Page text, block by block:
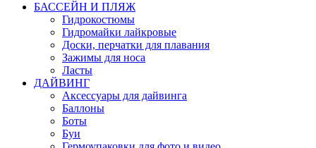
БАССЕЙН И ПЛЯЖ
Гидрокостюмы
Гидромайки лайкровые
Доски, перчатки для плавания
Зажимы для носа
Ласты
ДАЙВИНГ
Аксессуары для дайвинга
Баллоны
Боты
Буи